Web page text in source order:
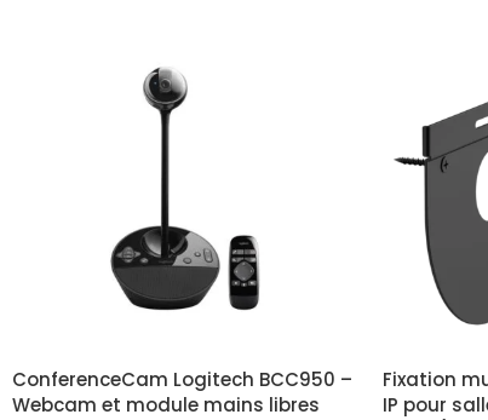
ConferenceCam Logitech BCC950 –
Webcam et module mains libres
Fixation
IP pour